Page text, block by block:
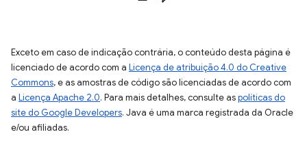
Exceto em caso de indicação contrária, o conteúdo desta página é
licenciado de acordo com a Licença de atribuição 4.0 do Creative
Commons, e as amostras de código são licenciadas de acordo com
a Licença Apache 2.0. Para mais detalhes, consulte aspolíticas do
site do Google Developers. Java é uma marca registrada da Oracle
e/ou afiliadas.